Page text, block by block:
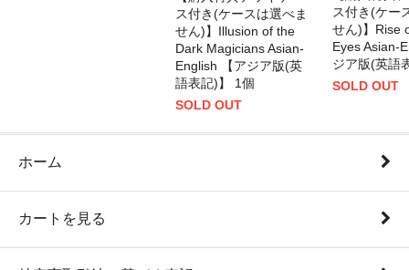
ス付き(ケースは選べま
せん)】Illusion of the
Dark Magicians Asian-
English 【アジア版(英
語表記)】 1個
SOLD OUT
ス付き(ケー
せん)】Rise
Eyes Asian-
ジア版(英語
SOLD OUT
ホーム
カートを見る